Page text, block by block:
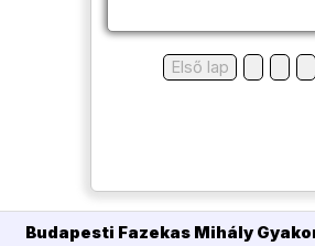
Első lap
Budapesti Fazekas Mihály